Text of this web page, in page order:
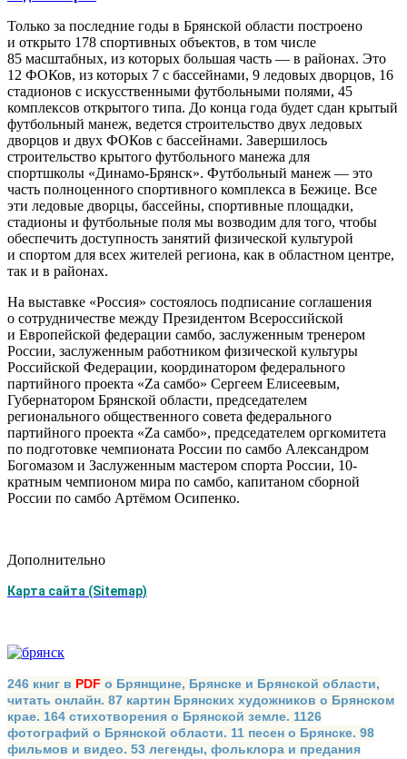
Только за последние годы в Брянской области построено
и открыто 178 спортивных объектов, в том числе
85 масштабных, из которых большая часть — в районах. Это
12 ФОКов, из которых 7 с бассейнами, 9 ледовых дворцов, 16
стадионов с искусственными футбольными полями, 45
комплексов открытого типа. До конца года будет сдан крытый
футбольный манеж, ведется строительство двух ледовых
дворцов и двух ФОКов с бассейнами. Завершилось
строительство крытого футбольного манежа для
спортшколы «Динамо-Брянск». Футбольный манеж — это
часть полноценного спортивного комплекса в Бежице. Все
эти ледовые дворцы, бассейны, спортивные площадки,
стадионы и футбольные поля мы возводим для того, чтобы
обеспечить доступность занятий физической культурой
и спортом для всех жителей региона, как в областном центре,
так и в районах.
На выставке «Россия» состоялось подписание соглашения
о сотрудничестве между Президентом Всероссийской
и Европейской федерации самбо, заслуженным тренером
России, заслуженным работником физической культуры
Российской Федерации, координатором федерального
партийного проекта «Za самбо» Сергеем Елисеевым,
Губернатором Брянской области, председателем
регионального общественного совета федерального
партийного проекта «Zа самбо», председателем оргкомитета
по подготовке чемпионата России по самбо Александром
Богомазом и Заслуженным мастером спорта России, 10-
кратным чемпионом мира по самбо, капитаном сборной
России по самбо Артёмом Осипенко.
Дополнительно
Карта сайта (Sitemap)
246 книг в PDF о Брянщине, Брянске и Брянской области,
читать онлайн. 87 картин Брянских художников о Брянском
крае. 164 стихотворения о Брянской земле. 1126
фотографий о Брянской области. 11 песен о Брянске. 98
фильмов и видео. 53 легенды, фольклора и предания